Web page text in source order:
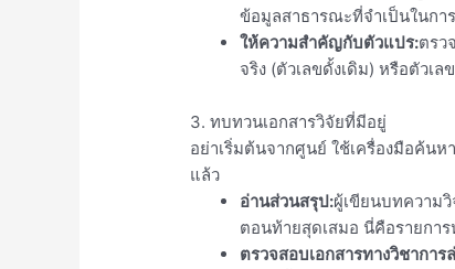
ข้อมูลสาธารณะที่จำเป็นในก
ให้ความสำคัญกับตัวแปร:ตรว
จริง (ตัวเลขดั้งเดิม) หรือตัวเ
3. ทบทวนเอกสารวิจัยที่มีอยู่
อย่าเริ่มต้นจากศูนย์ ใช้เครื่องมือค้นห
แล้ว
อ่านส่วนสรุป:ผู้เขียนบทความ
ตอนท้ายสุดเสมอ นี่คือรายกา
ตรวจสอบเอกสารทางวิชาการ